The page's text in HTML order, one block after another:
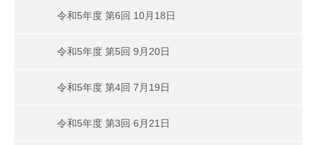
令和5年度 第6回 10月18日
令和5年度 第5回 9月20日
令和5年度 第4回 7月19日
令和5年度 第3回 6月21日